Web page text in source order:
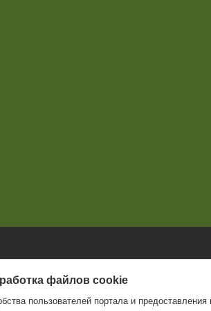
файлов cookie
пользователей портала и предоставления